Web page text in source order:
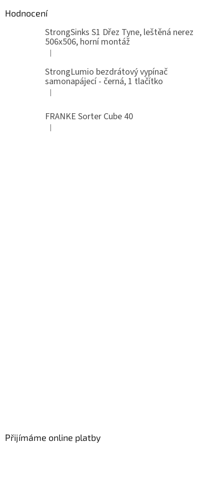
Hodnocení
StrongSinks S1 Dřez Tyne, leštěná nerez
506x506, horní montáž
Hodnocení produktu je 5 z 5 hvězdiček.
|
StrongLumio bezdrátový vypínač
samonapájecí - černá, 1 tlačítko
Hodnocení produktu je 4 z 5 hvězdiček.
|
FRANKE Sorter Cube 40
Hodnocení produktu je 3 z 5 hvězdiček.
|
Přijímáme online platby